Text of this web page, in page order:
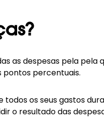
as despesas pela pela
pontos percentuais.
os seus gastos
o resultado das